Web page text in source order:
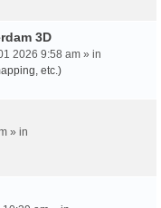
3D
2026 9:58 am » in
etc.)
» in